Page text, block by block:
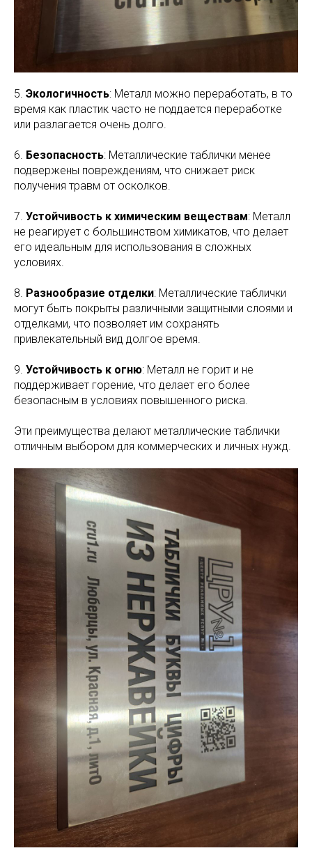
5. Экологичность: Металл можно переработать, в то
время как пластик часто не поддается переработке
или разлагается очень долго.
6. Безопасность: Металлические таблички менее
подвержены повреждениям, что снижает риск
получения травм от осколков.
7. Устойчивость к химическим веществам: Металл
не реагирует с большинством химикатов, что делает
его идеальным для использования в сложных
условиях.
8. Разнообразие отделки: Металлические таблички
могут быть покрыты различными защитными слоями и
отделками, что позволяет им сохранять
привлекательный вид долгое время.
9. Устойчивость к огню: Металл не горит и не
поддерживает горение, что делает его более
безопасным в условиях повышенного риска.
Эти преимущества делают металлические таблички
отличным выбором для коммерческих и личных нужд.